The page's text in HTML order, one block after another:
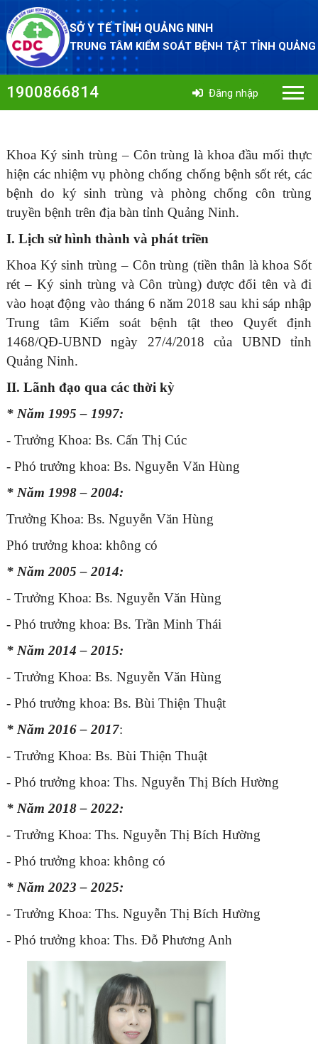
SỞ Y TẾ TỈNH QUẢNG NINH
TRUNG TÂM KIỂM SOÁT BỆNH TẬT TỈNH
Đăng nhập
1900866814
Khoa Ký sinh trùng – Côn trùng là khoa đầu mối thực
hiện các nhiệm vụ phòng chống chống bệnh sốt rét, các
bệnh do ký sinh trùng và phòng chống côn trùng
truyền bệnh trên địa bàn tỉnh Quảng Ninh.
I. Lịch sử hình thành và phát triền
Khoa Ký sinh trùng – Côn trùng (tiền thân là khoa Sốt
rét – Ký sinh trùng và Côn trùng) được đổi tên và đi
vào hoạt động vào tháng 6 năm 2018 sau khi sáp nhập
Trung tâm Kiểm soát bệnh tật theo Quyết định
1468/QĐ-UBND ngày 27/4/2018 của UBND tỉnh
Quảng Ninh.
II. Lãnh đạo qua các thời kỳ
* Năm 1995 – 1997:
- Trưởng Khoa: Bs. Cấn Thị Cúc
- Phó trưởng khoa: Bs. Nguyễn Văn Hùng
* Năm 1998 – 2004:
Trưởng Khoa: Bs. Nguyễn Văn Hùng
Phó trưởng khoa: không có
* Năm 2005 – 2014:
- Trưởng Khoa: Bs. Nguyễn Văn Hùng
- Phó trưởng khoa: Bs. Trần Minh Thái
* Năm 2014 – 2015:
- Trưởng Khoa: Bs. Nguyễn Văn Hùng
- Phó trưởng khoa: Bs. Bùi Thiện Thuật
* Năm 2016 – 2017:
- Trưởng Khoa: Bs. Bùi Thiện Thuật
- Phó trưởng khoa: Ths. Nguyễn Thị Bích Hường
* Năm 2018 – 2022:
- Trưởng Khoa: Ths. Nguyễn Thị Bích Hường
- Phó trưởng khoa: không có
* Năm 2023 – 2025:
- Trưởng Khoa: Ths. Nguyễn Thị Bích Hường
- Phó trưởng khoa: Ths. Đỗ Phương Anh